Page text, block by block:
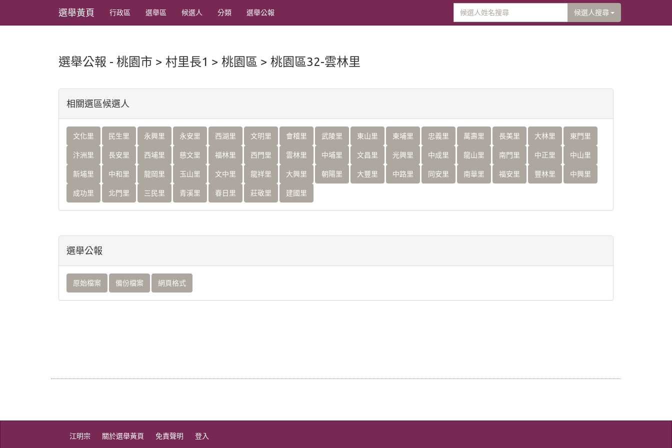
選舉黃頁 行政區 選舉區 候選人 分類 選舉公報 候選人搜尋
選舉公報 - 桃園市 > 村里長1 > 桃園區 > 桃園區32-雲林里
相關選區候選人
文化里 民生里 永興里 永安里 西湖里 文明里 會稽里 武陵里 東山里 東埔里 忠義里 萬壽里 長美里 大林里 東門里
汴洲里 長安里 西埔里 慈文里 福林里 西門里 雲林里 中埔里 文昌里 光興里 中成里 龍山里 南門里 中正里 中山里
新埔里 中和里 龍岡里 玉山里 文中里 龍祥里 大興里 朝陽里 大豐里 中路里 同安里 南華里 福安里 豐林里 中興里
成功里 北門里 三民里 青溪里 春日里 莊敬里 建國里
選舉公報
原始檔案 備份檔案 網頁格式
江明宗 關於選舉黃頁 免責聲明 登入